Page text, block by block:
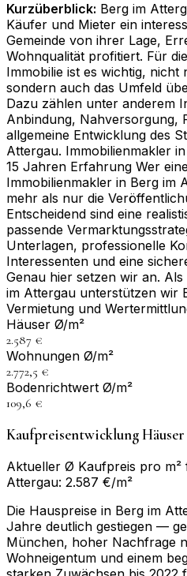
Kurzüberblick: Berg im
Käufer und Mieter ein
Gemeinde von ihrer Lage,
Wohnqualität profitiert. Für
Immobilie ist es wichtig, nicht
sondern auch das Umfeld
Dazu zählen unter anderem
Anbindung, Nahversorgung,
allgemeine Entwicklung des
Attergau. Immobilienmakler
15 Jahren Erfahrung Wer
Immobilienmakler in Berg im
mehr als nur die
Entscheidend sind eine
passende
Unterlagen, professionelle
Interessenten und eine
Genau hier setzen wir an.
im Attergau unterstützen wir
Vermietung und
Häuser Ø/m²
2.587 €
Wohnungen Ø/m²
2.772,5 €
Bodenrichtwert Ø/m²
109,6 €
Kaufpreisentwicklung Häuser
Aktueller Ø Kaufpreis pro
Attergau: 2.587 €/m²
Die Hauspreise in Berg im
Jahre deutlich gestiegen —
München, hoher Nachfrage
Wohneigentum und einem